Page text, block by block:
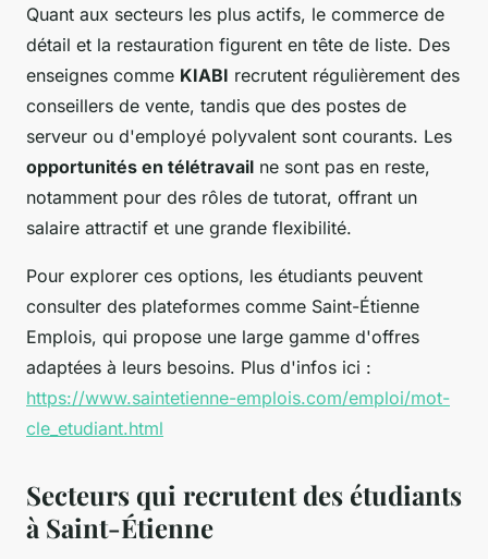
Quant aux secteurs les plus actifs, le commerce de
détail et la restauration figurent en tête de liste. Des
enseignes comme KIABI recrutent régulièrement des
conseillers de vente, tandis que des postes de
serveur ou d'employé polyvalent sont courants. Les
opportunités en télétravail ne sont pas en reste,
notamment pour des rôles de tutorat, offrant un
salaire attractif et une grande flexibilité.
Pour explorer ces options, les étudiants peuvent
consulter des plateformes comme Saint-Étienne
Emplois, qui propose une large gamme d'offres
adaptées à leurs besoins. Plus d'infos ici :
https://www.saintetienne-emplois.com/emploi/mot-
cle_etudiant.html
Secteurs qui recrutent des étudiants
à Saint-Étienne